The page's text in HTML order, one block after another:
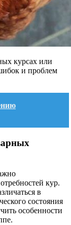
курсах или
и проблем
кур.
в
состояния
особенности